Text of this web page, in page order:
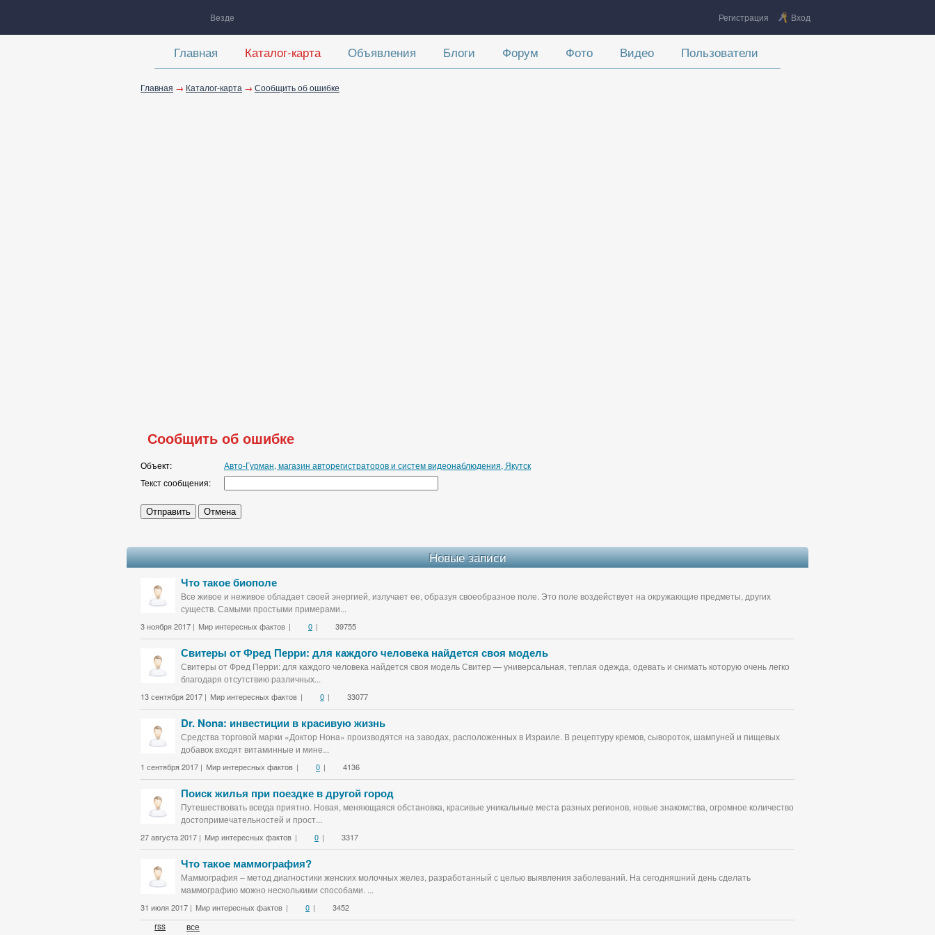
Везде Регистрация Вход
Главная Каталог-карта Объявления Блоги Форум Фото Видео Пользователи
Главная → Каталог-карта → Сообщить об ошибке
Сообщить об ошибке
Объект:
Авто-Гурман, магазин авторегистраторов и систем видеонаблюдения, Якутск
Текст сообщения:
Новые записи
Что такое биополе
Все живое и неживое обладает своей энергией, излучает ее, образуя своеобразное поле. Это поле воздействует на окружающие предметы, других
существ. Самыми простыми примерами...
3 ноября 2017 | Мир интересных фактов | 0 | 39755
Свитеры от Фред Перри: для каждого человека найдется своя модель
Свитеры от Фред Перри: для каждого человека найдется своя модель Свитер — универсальная, теплая одежда, одевать и снимать которую очень легко
благодаря отсутствию различных...
13 сентября 2017 | Мир интересных фактов | 0 | 33077
Dr. Nona: инвестиции в красивую жизнь
Средства торговой марки «Доктор Нона» производятся на заводах, расположенных в Израиле. В рецептуру кремов, сывороток, шампуней и пищевых
добавок входят витаминные и мине...
1 сентября 2017 | Мир интересных фактов | 0 | 4136
Поиск жилья при поездке в другой город
Путешествовать всегда приятно. Новая, меняющаяся обстановка, красивые уникальные места разных регионов, новые знакомства, огромное количество
достопримечательностей и прост...
27 августа 2017 | Мир интересных фактов | 0 | 3317
Что такое маммография?
Маммография – метод диагностики женских молочных желез, разработанный с целью выявления заболеваний. На сегодняшний день сделать
маммографию можно несколькими способами. ...
31 июля 2017 | Мир интересных фактов | 0 | 3452
rss все